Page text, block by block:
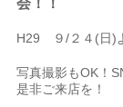
会 ！ ！
H29 ９/２４(日)
写真撮影もOK！
是非ご来店を！